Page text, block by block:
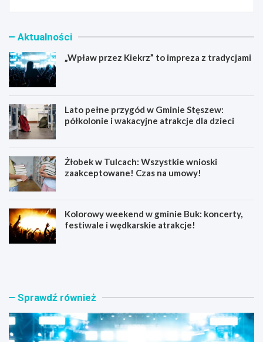
Aktualności
„Wpław przez Kiekrz” to impreza z tradycjami
Lato pełne przygód w Gminie Stęszew:
półkolonie i wakacyjne atrakcje dla dzieci
Żłobek w Tulcach: Wszystkie wnioski
zaakceptowane! Czas na umowy!
Kolorowy weekend w gminie Buk: koncerty,
festiwale i wędkarskie atrakcje!
„
w
r
z
L
e
n
e
Sprawdź również